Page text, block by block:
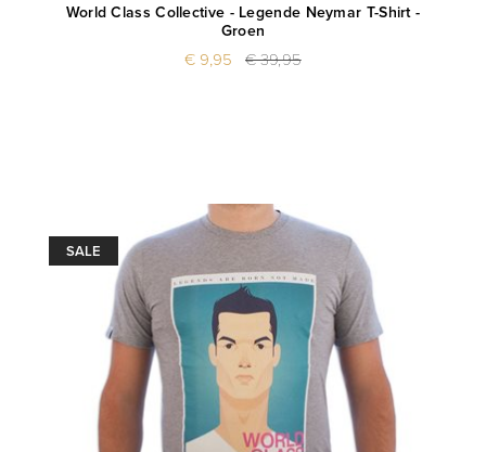
World Class Collective - Legende Neymar T-Shirt -
Groen
€ 9,95 € 39,95
SALE